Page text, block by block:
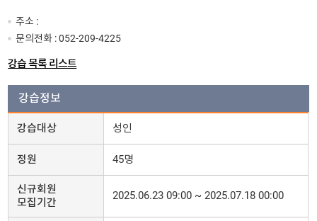
주소 :
문의전화 :052-209-4225
강습 목록 리스트
강습정보
강습대상 성인
정원 45명
신규회원
모집기간
2025.06.23 09:00 ~ 2025.07.18 00:00